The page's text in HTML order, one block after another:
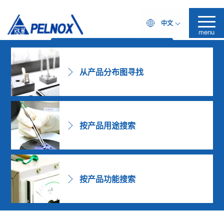
中文
menu
PELNOX！
～您专属的配方改性专家～
Challenging Formulator
从产品分布图寻找
按产品用途搜索
按产品功能搜索